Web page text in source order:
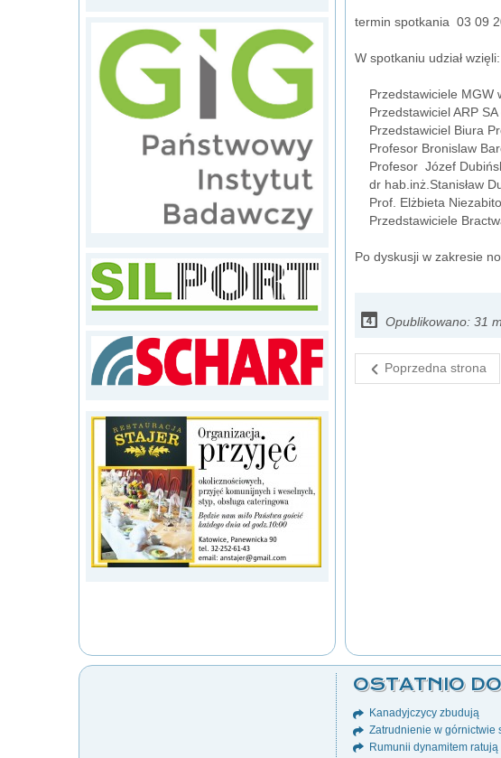
termin spotkania 03 09
W spotkaniu udział wzięli:
Przedstawiciele MGW
Przedstawiciel ARP SA
Przedstawiciel Biura
Profesor Bronislaw
Profesor Józef
dr hab.inż.Stanisław
Prof. Elżbieta
Przedstawiciele
Po dyskusji w zakresie
Opublikowano: 31
Poprzedna strona
OSTATNIO
Kanadyjczycy zbudują
Zatrudnienie w górnictwie
Rumunii dynamitem ratują